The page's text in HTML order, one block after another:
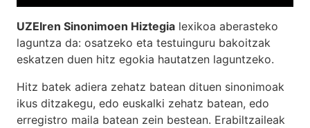
UZEIren Sinonimoen Hiztegia lexikoa aberasteko
laguntza da: osatzeko eta testuinguru bakoitzak
eskatzen duen hitz egokia hautatzen laguntzeko.
Hitz batek adiera zehatz batean dituen sinonimoak
ikus ditzakegu, edo euskalki zehatz batean, edo
erregistro maila batean zein bestean. Erabiltzaileak